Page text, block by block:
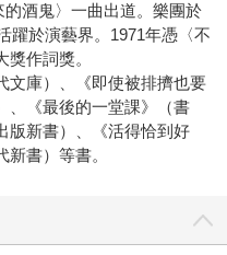
酒鬼〉一曲出道。樂團於
躍於演藝界。1971年憑〈不
作詞獎。
文庫）、《即使被排擠也要
、《最後的一堂課》（書
版新書）、《活得恰到好
書）等書。